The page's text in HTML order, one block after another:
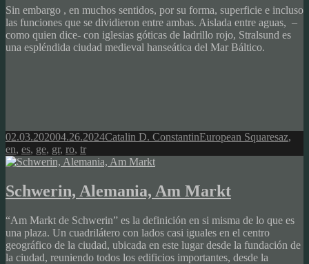
Sin embargo , en muchos sentidos, por su forma, superficie e incluso
las funciones que se dividieron entre ambas. Aislada entre aguas, –
como quien dice- con iglesias góticas de ladrillo rojo, Stralsund es
una espléndida ciudad medieval hanseática del Mar Báltico.
Posted
on
02.03.202004.26.2024Author
Catalin D. ConstantinCategories
European SquaresTags
az,
en, es, ge, gr, ro, tr
Schwerin, Alemania, Am Markt
“Am Markt de Schwerin” es la definición en si misma de lo que es
una plaza. Un cuadrilátero con lados casi iguales en el centro
geográfico de la ciudad, ubicada en este lugar desde la fundación de
la ciudad, reuniendo todos los edificios importantes, desde la